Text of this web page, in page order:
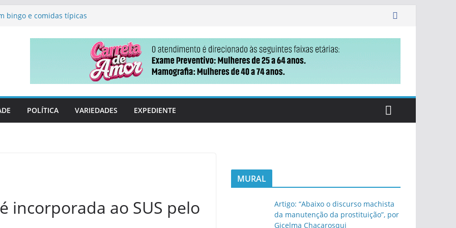
conquista na
básica
corrida pelo governo
Vicentina emite
só vez
POLÍTICA VARIEDADES EXPEDIENTE
incorporada ao SUS pelo
MURAL
Artigo: “Abaixo o discurso machista
da manutenção da prostituição”, por
Gicelma Chacarosqui